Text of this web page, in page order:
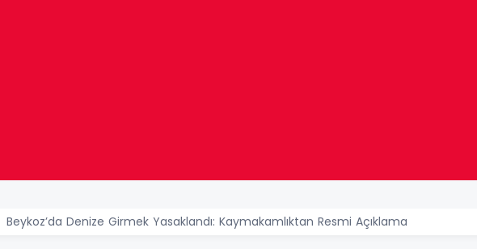
Beykoz’da Denize Girmek Yasaklandı: Kaymakamlıktan Resmi Açıklama